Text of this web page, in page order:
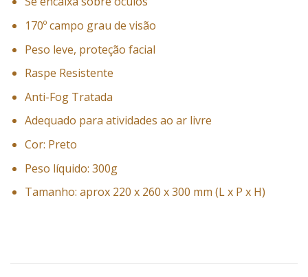
170º campo grau de visão
Peso leve, proteção facial
Raspe Resistente
Anti-Fog Tratada
Adequado para atividades ao ar livre
Cor: Preto
Peso líquido: 300g
Tamanho: aprox 220 x 260 x 300 mm (L x P x H)